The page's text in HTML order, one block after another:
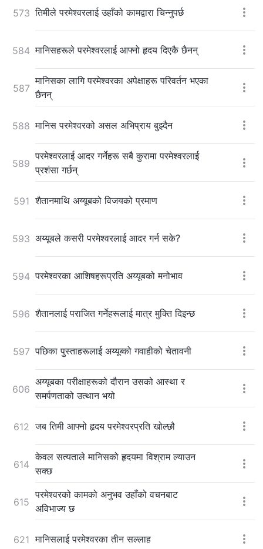
573 तिमीले परमेश्‍वरलाई उहाँको कामद्वारा चिन्नुपर्छ
584 मानिसहरूले परमेश्‍वरलाई आफ्नो हृदय दिएकै छैनन्
587
मानिसका लागि परमेश्‍वरका अपेक्षाहरू परिवर्तन भएका
छैनन्
588 मानिस परमेश्‍वरको असल अभिप्राय बुझ्दैन
589
परमेश्‍वरलाई आदर गर्नेहरू सबै कुरामा परमेश्‍वरलाई
प्रशंसा गर्छन्
591 शैतानमाथि अय्यूबको विजयको प्रमाण
593 अय्यूबले कसरी परमेश्‍वरलाई आदर गर्न सके?
594 परमेश्‍वरका आशिषहरूप्रति अय्यूबको मनोभाव
596 शैतानलाई पराजित गर्नेहरूलाई मात्र मुक्ति दिइन्छ
597 पछिका पुस्ताहरूलाई अय्यूब्को गवाहीको चेतावनी
606
अय्यूबका परीक्षाहरूको दौरान उसको आस्था र
समर्पणताको उत्थान भयो
612 जब तिमी आफ्नो हृदय परमेश्‍वरप्रति खोल्छौ
614
केवल सत्यताले मानिसको हृदयमा विश्राम ल्याउन
सक्छ
615
परमेश्‍वरको कामको अनुभव उहाँको वचनबाट
अविभाज्य छ
621 मानिसलाई परमेश्‍वरका तीन सल्लाह